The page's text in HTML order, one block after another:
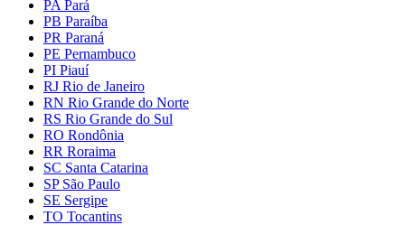
PA Pará
PB Paraíba
PR Paraná
PE Pernambuco
PI Piauí
RJ Rio de Janeiro
RN Rio Grande do Norte
RS Rio Grande do Sul
RO Rondônia
RR Roraima
SC Santa Catarina
SP São Paulo
SE Sergipe
TO Tocantins